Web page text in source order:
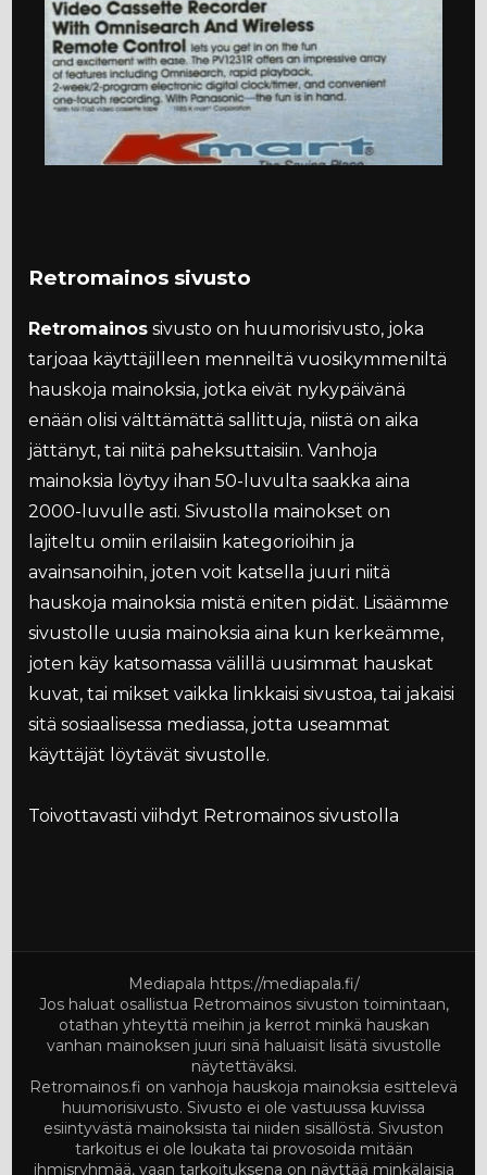
Retromainos sivusto
Retromainos sivusto on huumorisivusto, joka
tarjoaa käyttäjilleen menneiltä vuosikymmeniltä
hauskoja mainoksia, jotka eivät nykypäivänä
enään olisi välttämättä sallittuja, niistä on aika
jättänyt, tai niitä paheksuttaisiin. Vanhoja
mainoksia löytyy ihan 50-luvulta saakka aina
2000-luvulle asti. Sivustolla mainokset on
lajiteltu omiin erilaisiin kategorioihin ja
avainsanoihin, joten voit katsella juuri niitä
hauskoja mainoksia mistä eniten pidät. Lisäämme
sivustolle uusia mainoksia aina kun kerkeämme,
joten käy katsomassa välillä uusimmat hauskat
kuvat, tai mikset vaikka linkkaisi sivustoa, tai jakaisi
sitä sosiaalisessa mediassa, jotta useammat
käyttäjät löytävät sivustolle.
Toivottavasti viihdyt Retromainos sivustolla
Mediapala https://mediapala.fi/
Jos haluat osallistua Retromainos sivuston toimintaan,
otathan yhteyttä meihin ja kerrot minkä hauskan
vanhan mainoksen juuri sinä haluaisit lisätä sivustolle
näytettäväksi.
Retromainos.fi on vanhoja hauskoja mainoksia esittelevä
huumorisivusto. Sivusto ei ole vastuussa kuvissa
esiintyvästä mainoksista tai niiden sisällöstä. Sivuston
tarkoitus ei ole loukata tai provosoida mitään
ihmisryhmää, vaan tarkoituksena on näyttää minkälaisia